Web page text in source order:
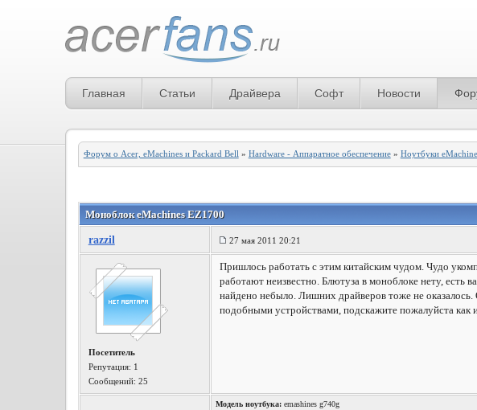
Главная Статьи Драйвера Софт Новости
Форум о Acer, eMachines и Packard Bell » Hardware - Аппаратное обеспечение» Ноутбуки
Моноблок eMachines EZ1700
razzil 27 мая 2011 20:21
Посетитель
Репутация: 1
Сообщений: 25
Пришлось работать с этим китайским чудом. Чудо
работают неизвестно. Блютуза в моноблоке нету, есть
найдено небыло. Лишних драйверов тоже не оказалось.
подобными устройствами, подскажите пожалуйста как
Модель ноутбука:emashines g740g